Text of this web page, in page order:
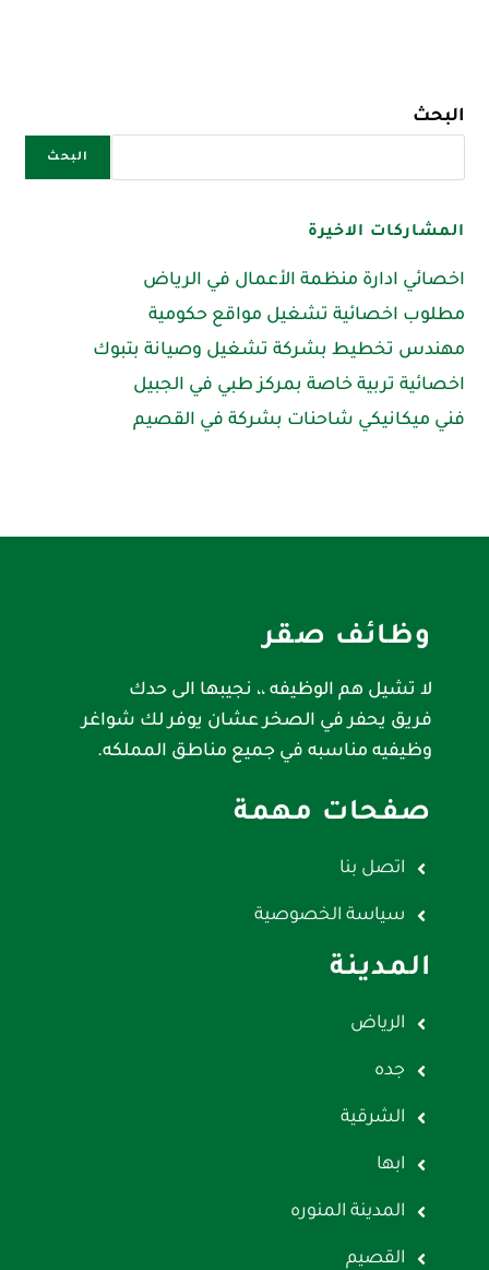
البحث
البحث
المشاركات الاخيرة
اخصائي ادارة منظمة الأعمال في الرياض
مطلوب اخصائية تشغيل مواقع حكومية
مهندس تخطيط بشركة تشغيل وصيانة بتبوك
اخصائية تربية خاصة بمركز طبي في الجبيل
فني ميكانيكي شاحنات بشركة في القصيم
وظائف صقر
لا تشيل هم الوظيفه ،، نجيبها الى حدك
فريق يحفر في الصخر عشان يوفر لك شواغر
وظيفيه مناسبه في جميع مناطق المملكه.
صفحات مهمة
اتصل بنا
سياسة الخصوصية
المدينة
الرياض
جده
الشرقية
ابها
المدينة المنوره
القصيم